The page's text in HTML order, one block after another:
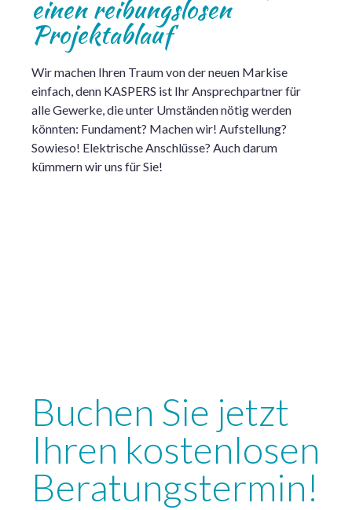
einen reibungslosen
Projektablauf
Wir machen Ihren Traum von der neuen Markise
einfach, denn KASPERS ist Ihr Ansprechpartner für
alle Gewerke, die unter Umständen nötig werden
könnten: Fundament? Machen wir! Aufstellung?
Sowieso! Elektrische Anschlüsse? Auch darum
kümmern wir uns für Sie!
Buchen Sie jetzt
Ihren kostenlosen
Beratungstermin!